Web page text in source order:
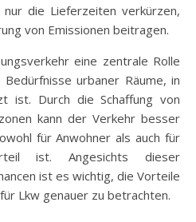
die Lieferzeiten verkürzen,
von Emissionen beitragen.
eine zentrale Rolle
urbaner Räume, in
ist. Durch die Schaffung von
kann der Verkehr besser
für Anwohner als auch für
ist. Angesichts dieser
ist es wichtig, die Vorteile
Lkw genauer zu betrachten.